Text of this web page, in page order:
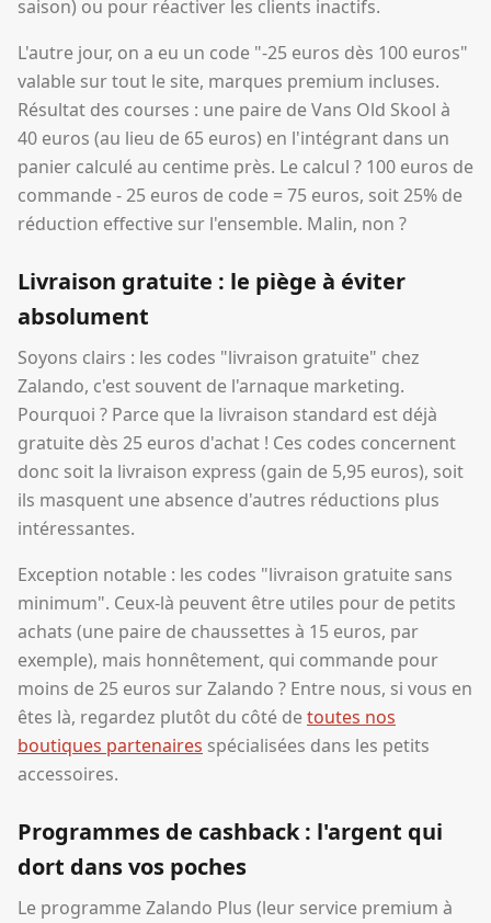
saison) ou pour réactiver les clients inactifs.
L'autre jour, on a eu un code "-25 euros dès 100 euros"
valable sur tout le site, marques premium incluses.
Résultat des courses : une paire de Vans Old Skool à
40 euros (au lieu de 65 euros) en l'intégrant dans un
panier calculé au centime près. Le calcul ? 100 euros de
commande - 25 euros de code = 75 euros, soit 25% de
réduction effective sur l'ensemble. Malin, non ?
Livraison gratuite : le piège à éviter
absolument
Soyons clairs : les codes "livraison gratuite" chez
Zalando, c'est souvent de l'arnaque marketing.
Pourquoi ? Parce que la livraison standard est déjà
gratuite dès 25 euros d'achat ! Ces codes concernent
donc soit la livraison express (gain de 5,95 euros), soit
ils masquent une absence d'autres réductions plus
intéressantes.
Exception notable : les codes "livraison gratuite sans
minimum". Ceux-là peuvent être utiles pour de petits
achats (une paire de chaussettes à 15 euros, par
exemple), mais honnêtement, qui commande pour
moins de 25 euros sur Zalando ? Entre nous, si vous en
êtes là, regardez plutôt du côté detoutes nos
boutiques partenaires spécialisées dans les petits
accessoires.
Programmes de cashback : l'argent qui
dort dans vos poches
Le programme Zalando Plus (leur service premium à